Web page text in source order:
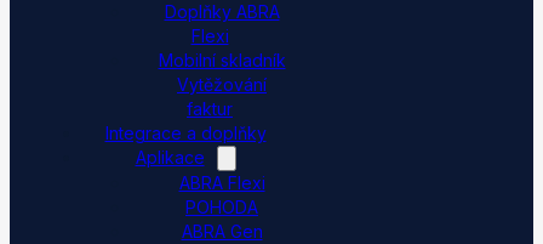
Doplňky ABRA
Flexi
Mobilní skladník
Vytěžování
faktur
Integrace a doplňky
Aplikace
ABRA Flexi
POHODA
ABRA Gen